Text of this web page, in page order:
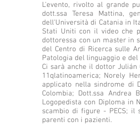
L'evento, rivolto al grande
dott.ssa Teresa Mattina,
dell'Università di Catania in
Stati Uniti con il video che
dottoressa con un master in
del Centro di Ricerca sulle
Patologia del linguaggio e
Ci sarà anche il dottor Julián
11qlatinoamerica; Norely
applicato nella sindrome di
Colombia; Dott.ssa Andrea
Logopedista con Diploma in
scambio di figure - PECS; il
parenti con i pazienti.